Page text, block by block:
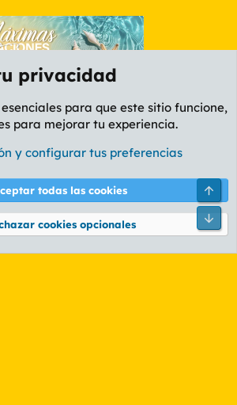
AMARILLO
y reglas Política de privacidad Ayuda
® © 2010-2026 XenForo Ltd.
privacidad
esenciales para que este sitio funcione,
para mejorar tu experiencia.
y configurar tus preferencias
todas las cookies
cookies opcionales
Pie